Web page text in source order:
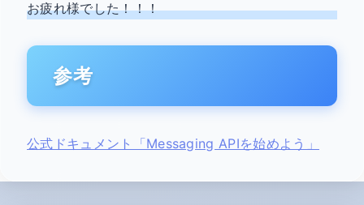
お疲れ様でした！！！
参考
公式ドキュメント「Messaging APIを始めよう」